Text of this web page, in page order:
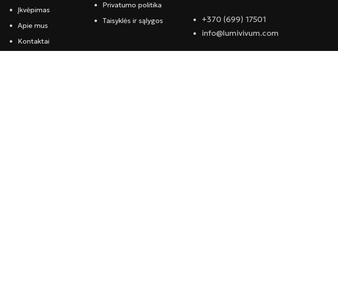
Įkvėpimas
Apie mus
Kontaktai
Privatumo politika
Taisyklės ir sąlygos
+370 (699) 17501
info@lumivivum.com